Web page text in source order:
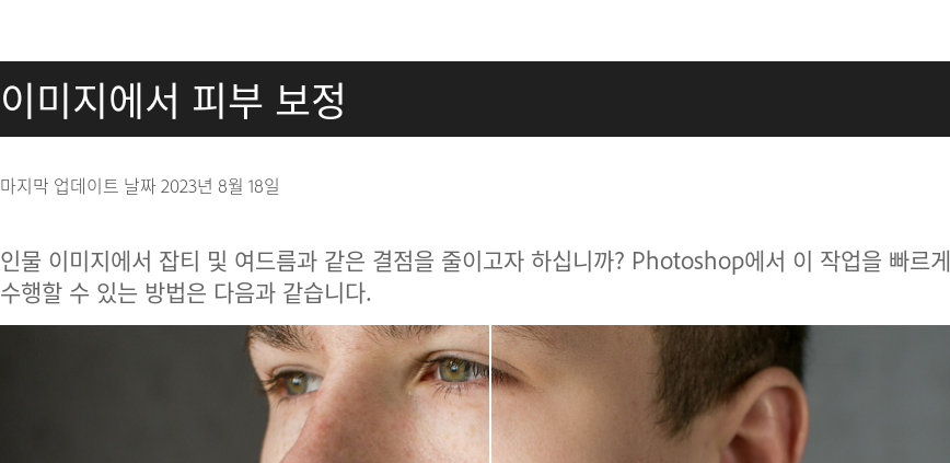
이미지에서 피부 보정
마지막 업데이트 날짜2023년 8월 18일
인물 이미지에서 잡티 및 여드름과 같은 결점을 줄이고자 하십니까? Photoshop에서 이 작업을 빠르게
수행할 수 있는 방법은 다음과 같습니다.